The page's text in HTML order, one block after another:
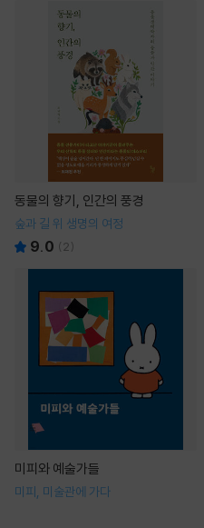
동물의 향기, 인간의 풍경
숲과 길 위 생명의 여정
9.0 ( 2)
미피와 예술가들
미피, 미술관에 가다